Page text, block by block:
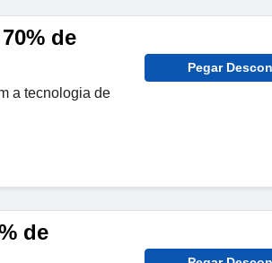
de
a tecnologia de
Pegar
de